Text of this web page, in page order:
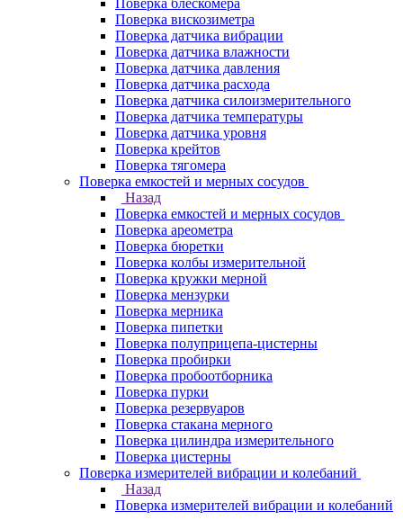
Поверка блескомера
Поверка вискозиметра
Поверка датчика вибрации
Поверка датчика влажности
Поверка датчика давления
Поверка датчика расхода
Поверка датчика силоизмерительного
Поверка датчика температуры
Поверка датчика уровня
Поверка крейтов
Поверка тягомера
Поверка емкостей и мерных сосудов
Назад
Поверка емкостей и мерных сосудов
Поверка ареометра
Поверка бюретки
Поверка колбы измерительной
Поверка кружки мерной
Поверка мензурки
Поверка мерника
Поверка пипетки
Поверка полуприцепа-цистерны
Поверка пробирки
Поверка пробоотборника
Поверка пурки
Поверка резервуаров
Поверка стакана мерного
Поверка цилиндра измерительного
Поверка цистерны
Поверка измерителей вибрации и колебаний
Назад
Поверка измерителей вибрации и колебаний